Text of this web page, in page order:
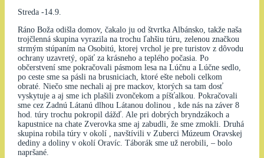
Streda -14.9.
Ráno Boža odišla domov, čakalo ju od štvrtka Albánsko, takže naša
trojčlenná skupina vyrazila na trochu ľahšiu túru, zelenou značkou
strmým stúpaním na Osobitú, ktorej vrchol je pre turistov z dôvodu
ochrany uzavretý, opäť za krásneho a teplého počasia. Po
občerstvení sme pokračovali pásmom lesa na Lúčnu a Lúčne sedlo,
po ceste sme sa pásli na brusniciach, ktoré ešte neboli celkom
obraté. Niečo sme nechali aj pre mackov, ktorých sa tam dosť
vyskytuje a aj sme ich plašili zvončekom a píšťalkou. Pokračovali
sme cez Zadnú Látanú dlhou Látanou dolinou , kde nás na záver 8
hod. túry trochu pokropil dážď. Ale pri dobrých bryndzákoch a
kapustnice na chate Zverovka sme aj zabudli, že sme zmokli. Druhá
skupina robila túry v okolí , navštívili v Zuberci Múzeum Oravskej
dediny a doliny v okolí Oravíc. Táborák sme už nerobili, – bolo
napršané.